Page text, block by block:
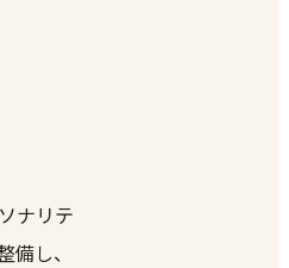
ナリテ
し、